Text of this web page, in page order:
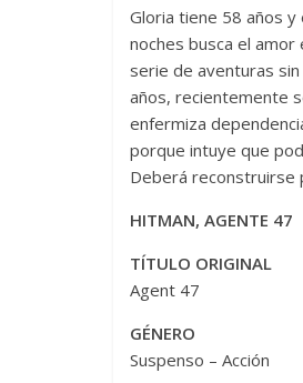
Gloria tiene 58 años y
noches busca el
serie de aventuras
años, recientemente
enfermiza
porque intuye que
Deberá reconstruirse
HITMAN, AGENTE 47
TÍTULO ORIGINAL
Agent 47
GÉNERO
Suspenso – Acción